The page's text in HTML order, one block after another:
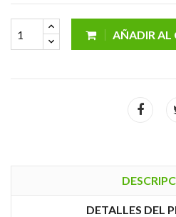
AÑADIR AL
DETALLES DEL